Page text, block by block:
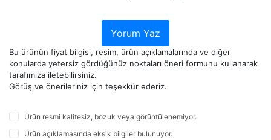
Yorum Yaz
Bu ürünün fiyat bilgisi, resim, ürün açıklamalarında ve diğer
konularda yetersiz gördüğünüz noktaları öneri formunu kullanarak
tarafımıza iletebilirsiniz.
Görüş ve önerileriniz için teşekkür ederiz.
Ürün resmi kalitesiz, bozuk veya görüntülenemiyor.
Ürün açıklamasında eksik bilgiler bulunuyor.